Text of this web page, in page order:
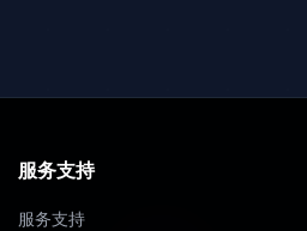
服务支持
服务支持